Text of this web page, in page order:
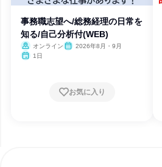
事務職志望へ/総務経理の日常を
知る/自己分析付(WEB)
オンライン
2026年8月・9月
1日
お気に入り